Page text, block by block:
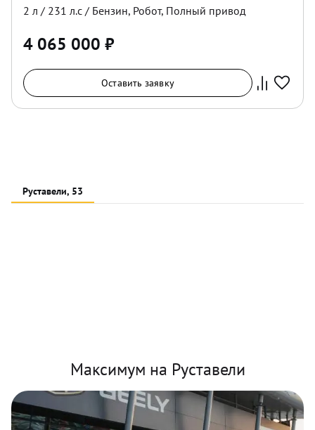
2 л / 231 л.с / Бензин, Робот, Полный привод
4 065 000 ₽
Оставить заявку
Руставели, 53
Максимум на Руставели